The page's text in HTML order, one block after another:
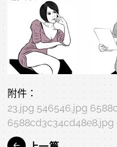
附件：
23.jpg 546546.jpg
6588cd3c34cd48e8.jpg